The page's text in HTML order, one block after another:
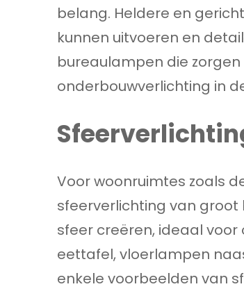
belang. Heldere en
kunnen uitvoeren en
bureaulampen die
onderbouwverlichting in
Voor woonruimtes zoals
sfeerverlichting van
sfeer creëren, ideaal
eettafel, vloerlampen
enkele voorbeelden van